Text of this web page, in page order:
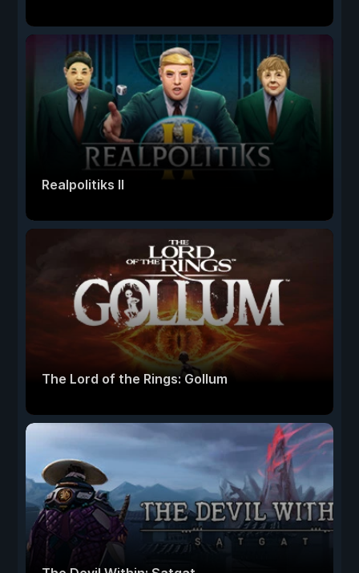
Realpolitiks II
The Lord of the Rings: Gollum